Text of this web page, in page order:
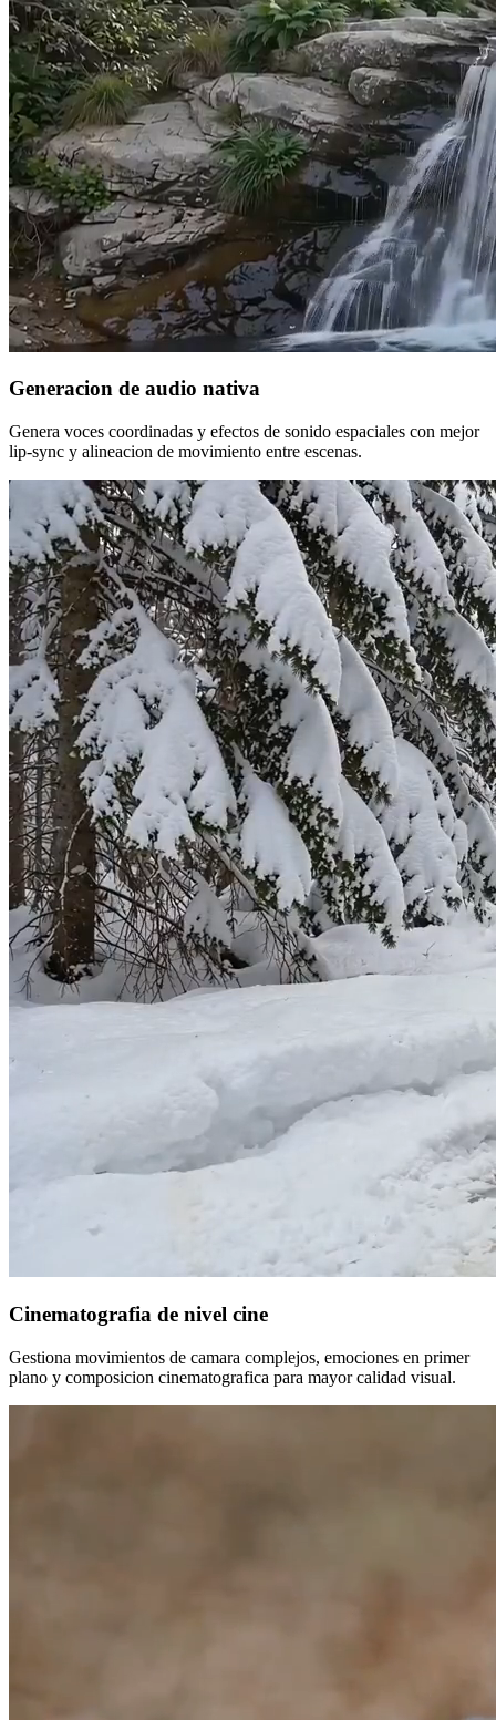
Generacion de audio nativa
Genera voces coordinadas y efectos de sonido espaciales con mejor
lip-sync y alineacion de movimiento entre escenas.
Cinematografia de nivel cine
Gestiona movimientos de camara complejos, emociones en primer
plano y composicion cinematografica para mayor calidad visual.